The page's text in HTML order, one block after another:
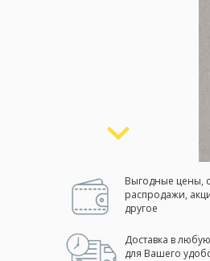
Выгодные цены,
распродажи,
другое
Доставка в
для Вашего